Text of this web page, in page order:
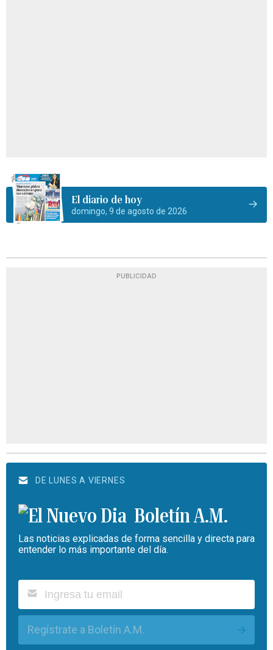
El diario de hoy
domingo, 9 de agosto de 2026
PUBLICIDAD
DE LUNES A VIERNES
Boletín A.M.
Las noticias explicadas de forma sencilla y directa para
entender lo más importante del día.
Regístrate a Boletín A.M.